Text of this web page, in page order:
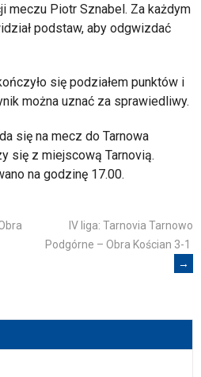
meczu Piotr Sznabel. Za każdym
podstaw, aby odgwizdać
się podziałem punktów i
można uznać za sprawiedliwy.
się na mecz do Tarnowa
się z miejscową Tarnovią.
na godzinę 17.00.
IV liga: Tarnovia Tarnowo
Podgórne – Obra Kościan 3-1
→